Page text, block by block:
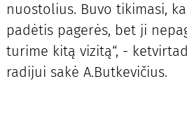
nuostolius. Buvo tikimasi,
padėtis pagerės, bet ji
turime kitą vizitą“, -
radijui sakė A.Butkevičius.